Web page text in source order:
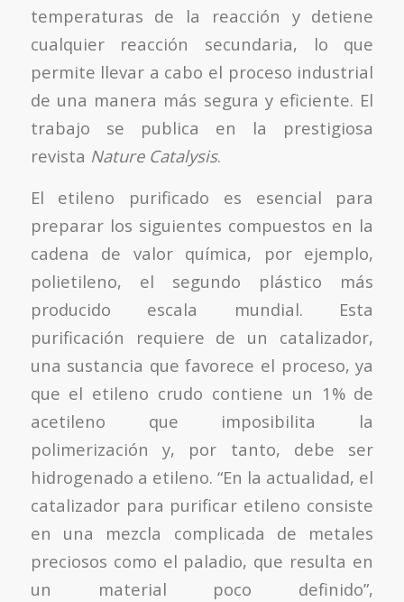
temperaturas de la reacción y detiene
cualquier reacción secundaria, lo que
permite llevar a cabo el proceso industrial
de una manera más segura y eficiente. El
trabajo se publica en la prestigiosa
revista Nature Catalysis.
El etileno purificado es esencial para
preparar los siguientes compuestos en la
cadena de valor química, por ejemplo,
polietileno, el segundo plástico más
producido escala mundial. Esta
purificación requiere de un catalizador,
una sustancia que favorece el proceso, ya
que el etileno crudo contiene un 1% de
acetileno que imposibilita la
polimerización y, por tanto, debe ser
hidrogenado a etileno. “En la actualidad, el
catalizador para purificar etileno consiste
en una mezcla complicada de metales
preciosos como el paladio, que resulta en
un material poco definido”,